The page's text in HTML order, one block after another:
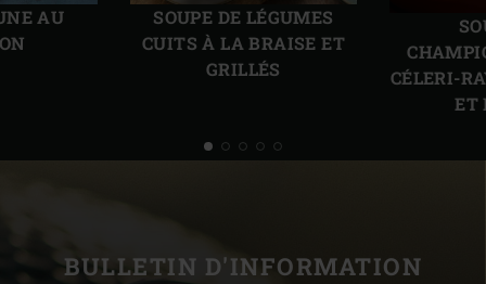
AU
SOUPE DE LÉGUMES
CUITS À LA BRAISE ET
GRILLÉS
CÉLERI-
ET
précédente
BULLETIN D'INFORMATION